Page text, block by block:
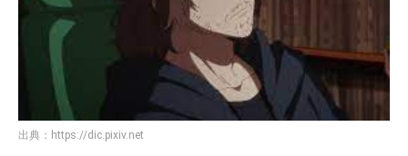
出典： https://dic.pixiv.net